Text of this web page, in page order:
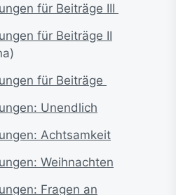
für Beiträge III
für Beiträge II
für Beiträge
Unendlich
Achtsamkeit
Weihnachten
Fragen an